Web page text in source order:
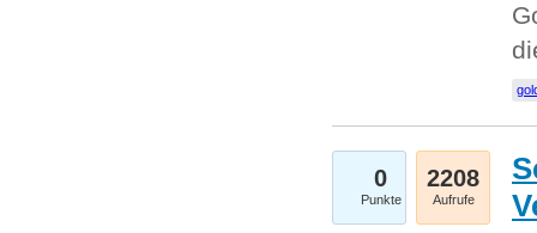
0
Punkte
2208
Aufrufe